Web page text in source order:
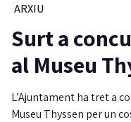
ARXIU
Surt a
al Museu
L’Ajuntament ha tret a
Museu Thyssen per un